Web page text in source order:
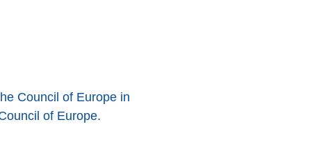
Council of Europe in
of Europe.